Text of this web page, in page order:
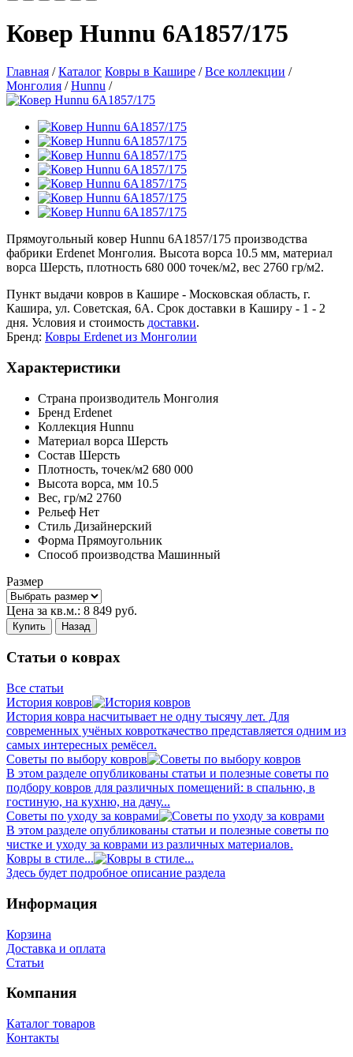
Ковер Hunnu 6A1857/175
Главная / Каталог Ковры в Кашире / Все коллекции /
Монголия / Hunnu /
Прямоугольный ковер Hunnu 6A1857/175 производства
фабрики Erdenet Монголия. Высота ворса 10.5 мм, материал
ворса Шерсть, плотность 680 000 точек/м2, вес 2760 гр/м2.
Пункт выдачи ковров в Кашире - Московская область, г.
Кашира, ул. Советская, 6А. Срок доставки в Каширу - 1 - 2
дня. Условия и стоимость доставки.
Бренд: Ковры Erdenet из Монголии
Характеристики
Страна производитель Монголия
Бренд Erdenet
Коллекция Hunnu
Материал ворса Шерсть
Состав Шерсть
Плотность, точек/м2 680 000
Высота ворса, мм 10.5
Вес, гр/м2 2760
Рельеф Нет
Стиль Дизайнерский
Форма Прямоугольник
Способ производства Машинный
Размер
Цена за кв.м.: 8 849 руб.
Купить Назад
Статьи о коврах
Все статьи
История ковров
История ковра насчитывает не одну тысячу лет. Для
современных учёных ковроткачество представляется одним из
самых интересных ремёсел.
Советы по выбору ковров
В этом разделе опубликованы статьи и полезные советы по
подбору ковров для различных помещений: в спальню, в
гостиную, на кухню, на дачу...
Советы по уходу за коврами
В этом разделе опубликованы статьи и полезные советы по
чистке и уходу за коврами из различных материалов.
Ковры в стиле...
Здесь будет подробное описание раздела
Информация
Корзина
Доставка и оплата
Статьи
Компания
Каталог товаров
Контакты